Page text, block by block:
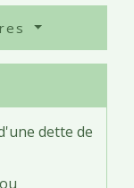
dette de